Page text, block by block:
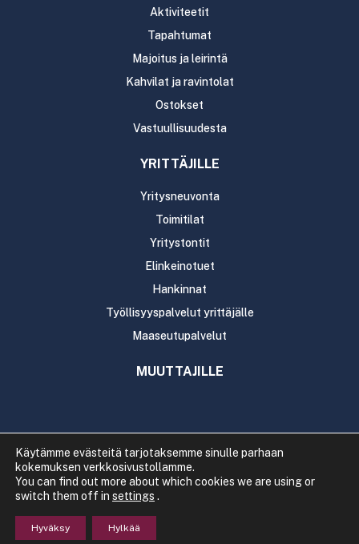
Aktiviteetit
Tapahtumat
Majoitus ja leirintä
Kahvilat ja ravintolat
Ostokset
Vastuullisuudesta
YRITTÄJILLE
Yritysneuvonta
Toimitilat
Yritystontit
Elinkeinotuet
Hankinnat
Työllisyyspalvelut yrittäjälle
Maaseutupalvelut
MUUTTAJILLE
Copyright 2020 Rautavaaran kunta
TietosuojaSaavutettavuus
Käytämme evästeitä tarjotaksemme sinulle parhaan
kokemuksen verkkosivustollamme.
You can find out more about which cookies we are using or
switch them off in settings .
Hyväksy Hylkää